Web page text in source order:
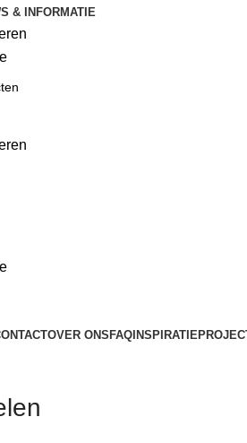
& INFORMATIE
OVER ONSFAQINSPIRATIE